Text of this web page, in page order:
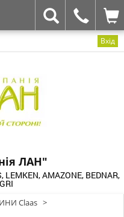
Вхід
ЛАН"
AMAZONE, BEDNAR,
Claas >